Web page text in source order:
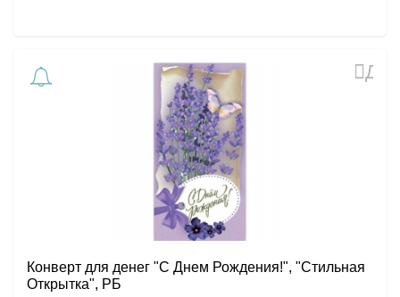
Конверт для денег "С Днем Рождения!", "Стильная
Открытка", РБ